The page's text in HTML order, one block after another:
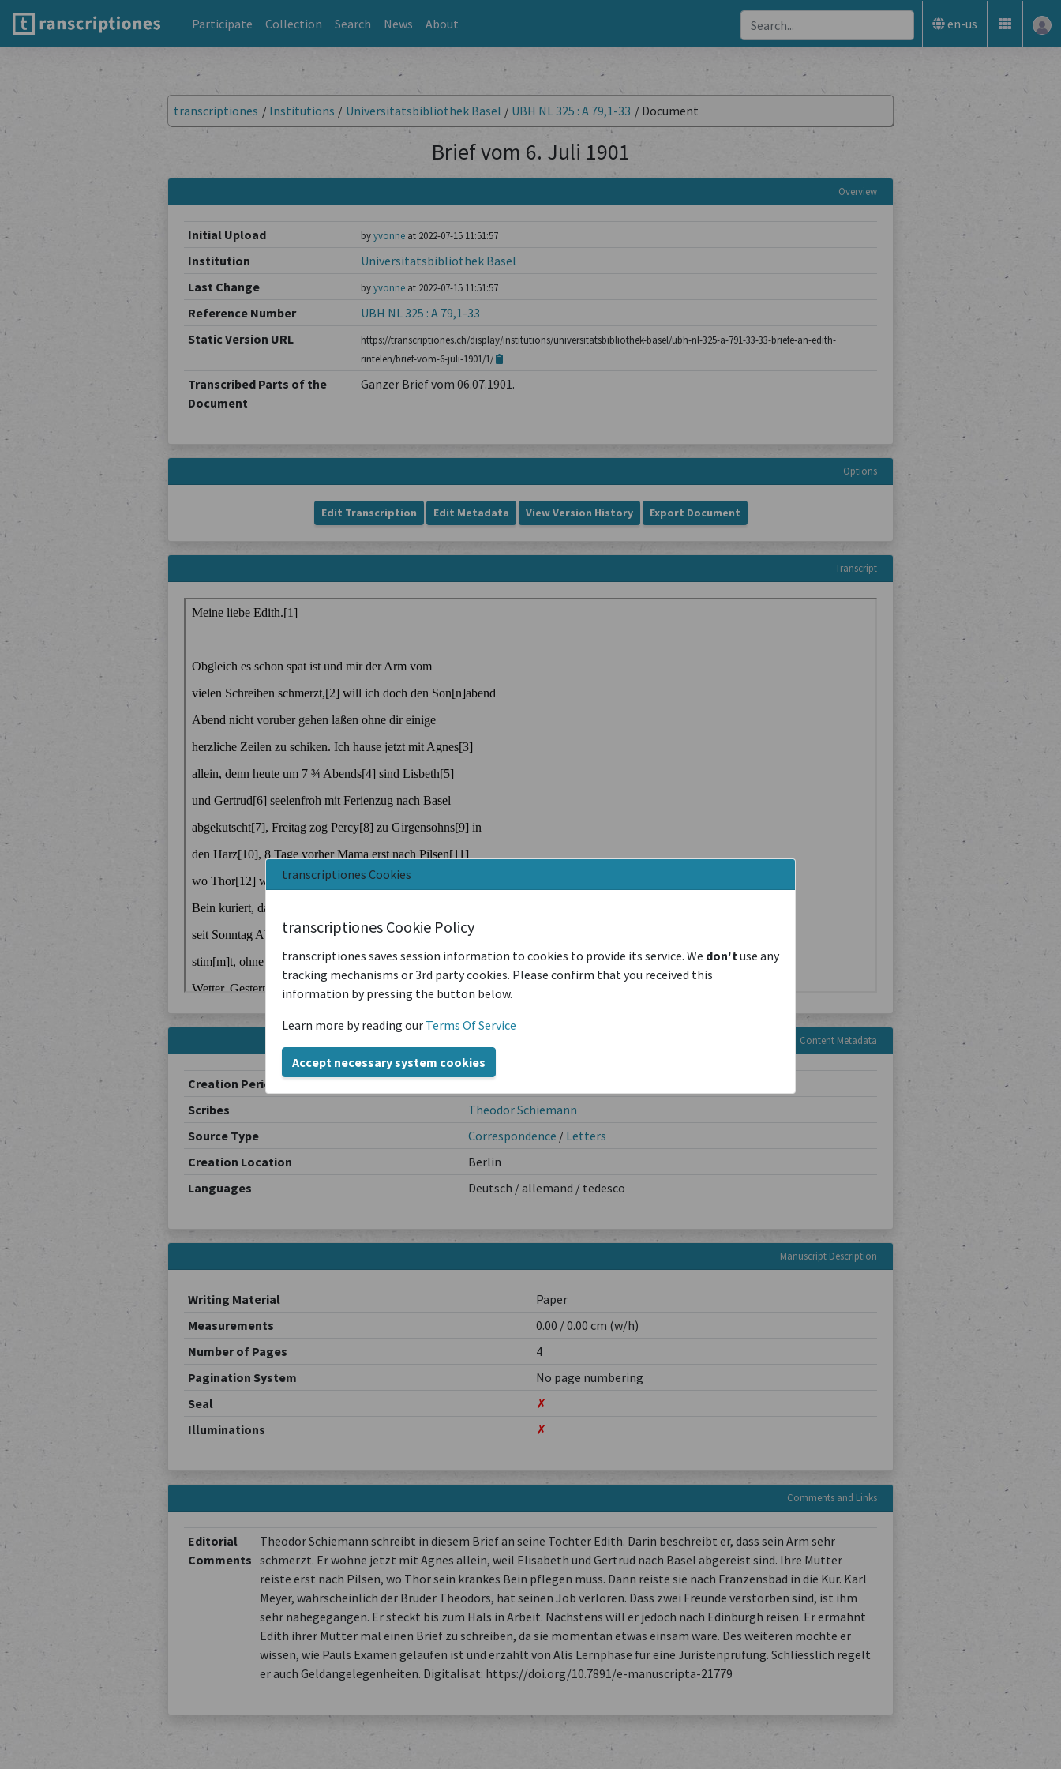
Participate Collection Search News About en-us
transcriptiones Cookies
transcriptiones Cookie Policy
transcriptiones saves session information to cookies to provide its service. We don't use any
tracking mechanisms or 3rd party cookies. Please confirm that you received this
information by pressing the button below.
Learn more by reading our Terms Of Service
Accept necessary system cookies
transcriptiones / Institutions / Universitätsbibliothek Basel / UBH NL 325 : A 79,1-33 / Document
Brief vom 6. Juli 1901
Overview
Initial Upload byyvonneat 2022-07-15 11:51:57
Institution
Universitätsbibliothek Basel
Last Change
byyvonneat 2022-07-15 11:51:57
Reference Number
UBH NL 325 : A 79,1-33
Static Version URL
https://transcriptiones.ch/display/institutions/universitatsbibliothek-basel/ubh-nl-325-a-791-33-33-briefe-an-edith-
rintelen/brief-vom-6-juli-1901/1/
Transcribed Parts of the
Document
Ganzer Brief vom 06.07.1901.
Options
Edit Transcription Edit Metadata View Version History Export Document
Transcript
Content Metadata
Creation Period
Scribes
Theodor Schiemann
Source Type
Correspondence / Letters
Creation Location
Berlin
Languages
Deutsch / allemand / tedesco
Manuscript Description
Writing Material
Paper
Measurements
0.00 / 0.00 cm (w/h)
Number of Pages
4
Pagination System
No page numbering
Seal
✗
Illuminations
✗
Comments and Links
Editorial
Comments
Theodor Schiemann schreibt in diesem Brief an seine Tochter Edith. Darin beschreibt er, dass sein Arm sehr
schmerzt. Er wohne jetzt mit Agnes allein, weil Elisabeth und Gertrud nach Basel abgereist sind. Ihre Mutter
reiste erst nach Pilsen, wo Thor sein krankes Bein pflegen muss. Dann reiste sie nach Franzensbad in die Kur. Karl
Meyer, wahrscheinlich der Bruder Theodors, hat seinen Job verloren. Dass zwei Freunde verstorben sind, ist ihm
sehr nahegegangen. Er steckt bis zum Hals in Arbeit. Nächstens will er jedoch nach Edinburgh reisen. Er ermahnt
Edith ihrer Mutter mal einen Brief zu schreiben, da sie momentan etwas einsam wäre. Des weiteren möchte er
wissen, wie Pauls Examen gelaufen ist und erzählt von Alis Lernphase für eine Juristenprüfung. Schliesslich regelt
er auch Geldangelegenheiten. Digitalisat: https://doi.org/10.7891/e-manuscripta-21779